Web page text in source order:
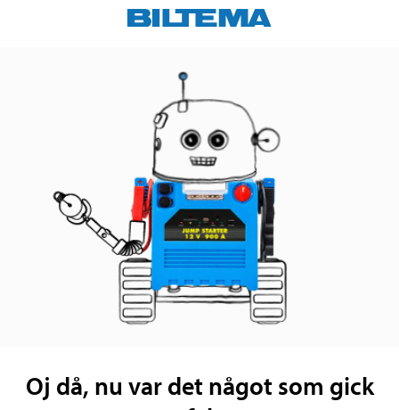
Oj då, nu var det något som gick